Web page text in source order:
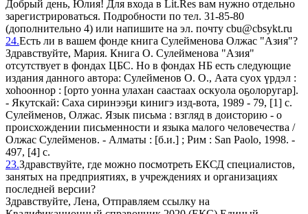
Добрый день, Юлия! Для входа в Lit.Res вам нужно отдельно
зарегистрироваться. Подробности по тел. 31-85-80
(дополнительно 4) или напишите на эл. почту cbu@cbsykt.ru
24.Есть ли в вашем фонде книга Сулейменова Олжас "Азия"?
Здравствуйте, Мария. Книга О. Сулейменова "Азия"
отсутствует в фондах ЦБС. Но в фондах НБ есть следующие
издания данного автора: Сулейменов О. О., Аата суох үрдэл :
хоһооннор : [орто уонна улахан саастаах оскуола оҕолоругар].
- Якутскай: Саха сиринээҕи кинигэ изд-вота, 1989 - 79, [1] с.
Сулейменов, Олжас. Язык письма : взгляд в доисторию - о
происхождении письменности и языка малого человечества /
Олжас Сулейменов. - Алматы : [б.и.] ; Рим : San Paolo, 1998. -
497, [4] с.
23.Здравствуйте, где можно посмотреть ЕКСД специалистов,
занятых на предприятиях, в учреждениях и организациях
последней версии?
Здравствуйте, Лена, Отправляем ссылку на